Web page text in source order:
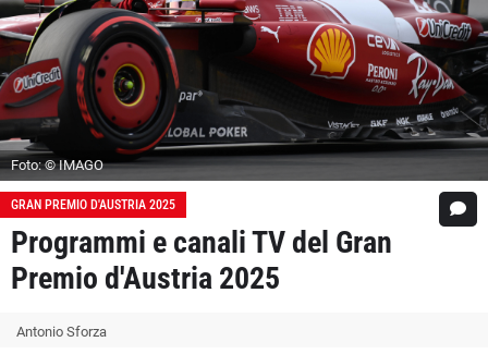
Foto: © IMAGO
GRAN PREMIO D'AUSTRIA 2025
Programmi e canali TV del Gran
Premio d'Austria 2025
Antonio Sforza